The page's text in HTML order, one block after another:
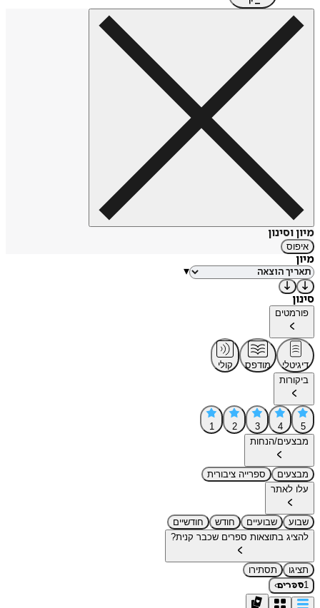
מיון וסינון
איפוס
מיון
▾
סינון
פורמטים
דיגיטלי מודפס
קולי
ביקורות
5
4
3
2
1
מבצעים/הנחות
מבצעים
ספרייה ציבורית
עלו לאתר
שבוע שבועיים חודש
חודשיים
להציג בתוצאות ספרים שכבר קנית?
תציגו
תסתירו
1ספרים›